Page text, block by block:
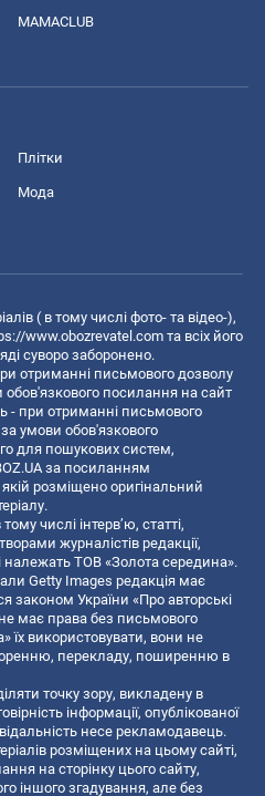
MAMACLUB
Плітки
Мода
( в тому числі фото- та відео-),
www.obozrevatel.com та всіх його
суворо заборонено.
отриманні письмового дозволу
обов'язкового посилання на сайт
- при отриманні письмового
умови обов'язкового
для пошукових систем,
за посиланням
якій розміщено оригінальний
числі інтерв’ю, статті,
журналістів редакції,
належать ТОВ «Золота середина».
Getty Images редакція має
законом України «Про авторські
не має права без письмового
їх використовувати, вони не
перекладу, поширенню в
точку зору, викладену в
інформації, опублікованої
несе рекламодавець.
розміщених на цьому сайті,
на сторінку цього сайту,
іншого згадування, але без